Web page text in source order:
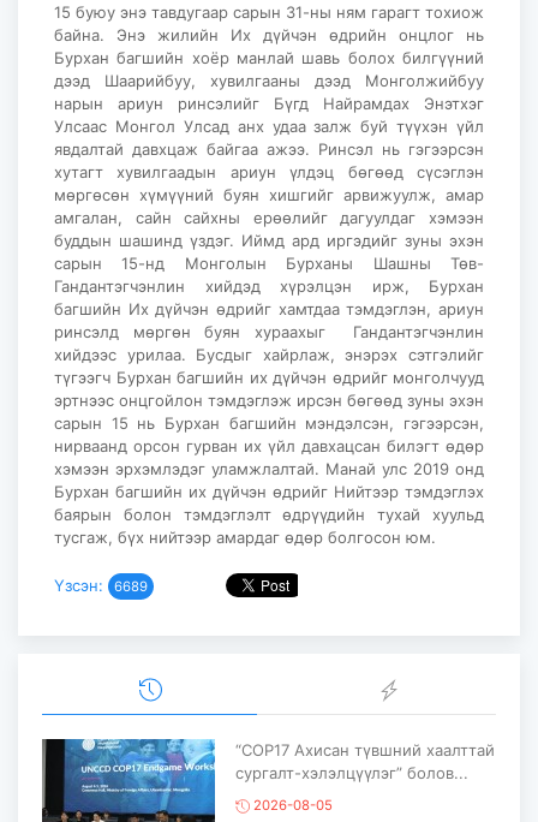
15 буюу энэ тавдугаар сарын 31-ны ням гарагт тохиож
байна. Энэ жилийн Их дүйчэн өдрийн онцлог нь
Бурхан багшийн хоёр манлай шавь болох билгүүний
дээд Шаарийбуу, хувилгааны дээд Монголжийбуу
нарын ариун ринсэлийг Бүгд Найрамдах Энэтхэг
Улсаас Монгол Улсад анх удаа залж буй түүхэн үйл
явдалтай давхцаж байгаа ажээ. Ринсэл нь гэгээрсэн
хутагт хувилгаадын ариун үлдэц бөгөөд сүсэглэн
мөргөсөн хүмүүний буян хишгийг арвижуулж, амар
амгалан, сайн сайхны ерөөлийг дагуулдаг хэмээн
буддын шашинд үздэг. Иймд ард иргэдийг зуны эхэн
сарын 15-нд Монголын Бурханы Шашны Төв-
Гандантэгчэнлин хийдэд хүрэлцэн ирж, Бурхан
багшийн Их дүйчэн өдрийг хамтдаа тэмдэглэн, ариун
ринсэлд мөргөн буян хураахыг Гандантэгчэнлин
хийдээс урилаа. Бусдыг хайрлаж, энэрэх сэтгэлийг
түгээгч Бурхан багшийн их дүйчэн өдрийг монголчууд
эртнээс онцгойлон тэмдэглэж ирсэн бөгөөд зуны эхэн
сарын 15 нь Бурхан багшийн мэндэлсэн, гэгээрсэн,
нирваанд орсон гурван их үйл давхацсан билэгт өдөр
хэмээн эрхэмлэдэг уламжлалтай. Манай улс 2019 онд
Бурхан багшийн их дүйчэн өдрийг Нийтээр тэмдэглэх
баярын болон тэмдэглэлт өдрүүдийн тухай хуульд
тусгаж, бүх нийтээр амардаг өдөр болгосон юм.
Үзсэн: 6689
“COP17 Ахисан түвшний хаалттай
сургалт-хэлэлцүүлэг” болов...
2026-08-05